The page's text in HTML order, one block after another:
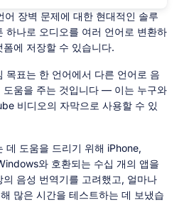
어 장벽 문제에 대한 현대적인 솔루
하나로 오디오를 여러 언어로 변환하
에 저장할 수 있습니다.
목표는 한 언어에서 다른 언어로 음
도움을 주는 것입니다 — 이는 누구와
비디오의 자막으로 사용할 수 있
데 도움을 드리기 위해 iPhone,
와 호환되는 수십 개의 앱을
음성 번역기를 고려했고, 얼마나
많은 시간을 테스트하는 데 보냈습